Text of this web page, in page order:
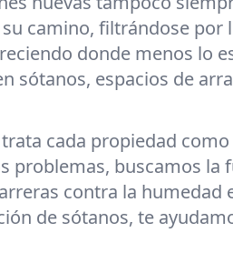
camino, filtrándose por
donde menos lo
sótanos, espacios de
cada propiedad
problemas, buscamos la
contra la humedad
de sótanos, te